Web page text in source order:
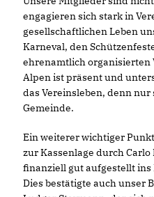
engagieren sich stark in
gesellschaftlichen Leben
Karneval, den
ehrenamtlich organisierten
Alpen ist präsent und
das Vereinsleben, denn
Gemeinde.
Ein weiterer wichtiger
zur Kassenlage durch
finanziell gut aufgestellt
Dies bestätigte auch unser